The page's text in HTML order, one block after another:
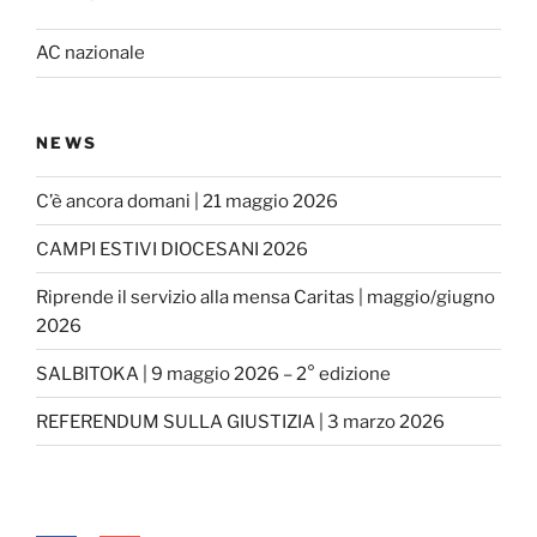
AC nazionale
NEWS
C’è ancora domani | 21 maggio 2026
CAMPI ESTIVI DIOCESANI 2026
Riprende il servizio alla mensa Caritas | maggio/giugno
2026
SALBITOKA | 9 maggio 2026 – 2° edizione
REFERENDUM SULLA GIUSTIZIA | 3 marzo 2026